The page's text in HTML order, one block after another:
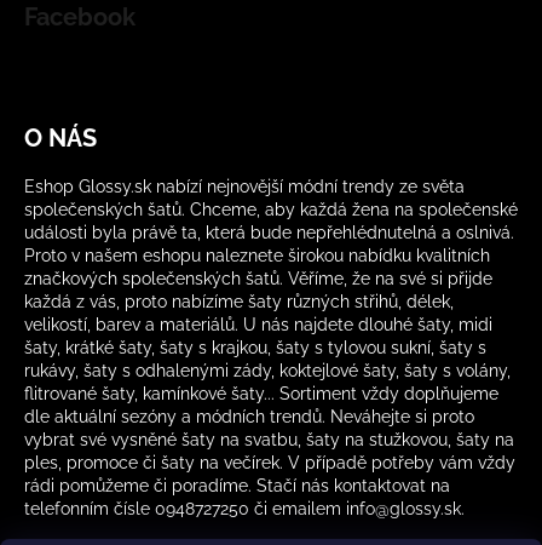
Facebook
O NÁS
Eshop Glossy.sk nabízí nejnovější módní trendy ze světa
společenských šatů. Chceme, aby každá žena na společenské
události byla právě ta, která bude nepřehlédnutelná a oslnivá.
Proto v našem eshopu naleznete širokou nabídku kvalitních
značkových společenských šatů. Věříme, že na své si přijde
každá z vás, proto nabízíme šaty různých střihů, délek,
velikostí, barev a materiálů. U nás najdete dlouhé šaty, midi
šaty, krátké šaty, šaty s krajkou, šaty s tylovou sukní, šaty s
rukávy, šaty s odhalenými zády, koktejlové šaty, šaty s volány,
flitrované šaty, kamínkové šaty... Sortiment vždy doplňujeme
dle aktuální sezóny a módních trendů. Neváhejte si proto
vybrat své vysněné šaty na svatbu, šaty na stužkovou, šaty na
ples, promoce či šaty na večírek. V případě potřeby vám vždy
rádi pomůžeme či poradíme. Stačí nás kontaktovat na
telefonním čísle 0948727250 či emailem info@glossy.sk.